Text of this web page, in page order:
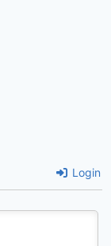
Login